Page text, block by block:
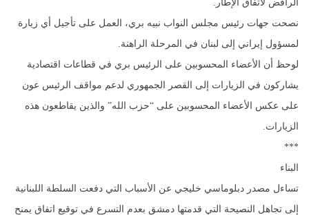
الرافض لاتفاق الإطار.
نصحت جهات رئيس مجلس النواب نبيه بري، العمل على تأجيل أي زيارة
لمسؤول إيراني إلى لبنان في المرحلة الراهنة.
لوحظ أن الأعضاء المحسوبين على الرئيس بري في قطاعات اقتصادية
يشاركون في الزيارات إلى القصر الجمهوري لدعم مواقف الرئيس عون
على عكس الأعضاء المحسوبين على “حزب الله” والذين يقاطعون هذه
الزيارات.
***
البناء
تساءل مصدر دبلوماسي خليجي عن الأسباب التي دفعت السلطة اللبنانية
إلى تجاهل النصيحة التي قدمتها دمشق بعدم التسرع في توقيع اتفاق يمنح